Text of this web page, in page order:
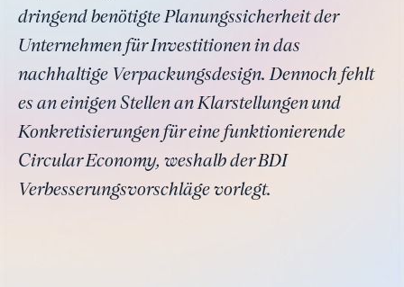
dringend benötigte Planungssicherheit der
Unternehmen für Investitionen in das
nachhaltige Verpackungsdesign. Dennoch fehlt
es an einigen Stellen an Klarstellungen und
Konkretisierungen für eine funktionierende
Circular Economy, weshalb der BDI
Verbesserungsvorschläge vorlegt.